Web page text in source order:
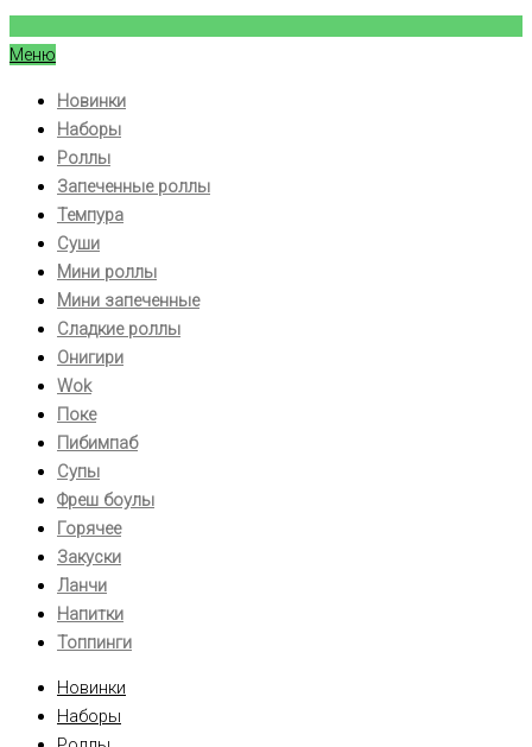
Меню
Новинки
Наборы
Роллы
Запеченные роллы
Темпура
Суши
Мини роллы
Мини запеченные
Сладкие роллы
Онигири
Wok
Поке
Пибимпаб
Супы
Фреш боулы
Горячее
Закуски
Ланчи
Напитки
Топпинги
Новинки
Наборы